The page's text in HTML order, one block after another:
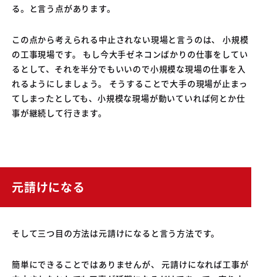
る。と言う点があります。
この点から考えられる中止されない現場と言うのは、 小規模
の工事現場です。 もし今大手ゼネコンばかりの仕事をしてい
るとして、それを半分でもいいので小規模な現場の仕事を入
れるようにしましょう。 そうすることで大手の現場が止まっ
てしまったとしても、小規模な現場が動いていれば何とか仕
事が継続して行きます。
元請けになる
そして三つ目の方法は元請けになると言う方法です。
簡単にできることではありませんが、 元請けになれば工事が